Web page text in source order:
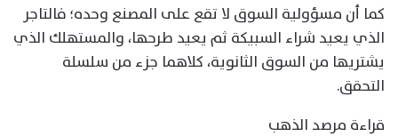
كما أن مسؤولية السوق لا تقع على المصنع وحده؛ فالتاجر
الذي يعيد شراء السبيكة ثم يعيد طرحها، والمستهلك الذي
يشتريها من السوق الثانوية، كلاهما جزء من سلسلة
التحقق.
قراءة مرصد الذهب